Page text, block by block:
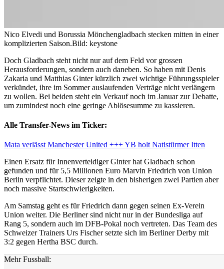
Nico Elvedi und Borussia Mönchengladbach stecken mitten in einer
komplizierten Saison.Bild: keystone
Doch Gladbach steht nicht nur auf dem Feld vor grossen
Herausforderungen, sondern auch daneben. So haben mit Denis
Zakaria und Matthias Ginter kürzlich zwei wichtige Führungsspieler
verkündet, ihre im Sommer auslaufenden Verträge nicht verlängern
zu wollen. Bei beiden steht ein Verkauf noch im Januar zur Debatte,
um zumindest noch eine geringe Ablösesumme zu kassieren.
Alle Transfer-News im Ticker:
Mata verlässt Manchester United +++ YB holt Natistürmer Itten
Einen Ersatz für Innenverteidiger Ginter hat Gladbach schon
gefunden und für 5,5 Millionen Euro Marvin Friedrich von Union
Berlin verpflichtet. Dieser zeigte in den bisherigen zwei Partien aber
noch massive Startschwierigkeiten.
Am Samstag geht es für Friedrich dann gegen seinen Ex-Verein
Union weiter. Die Berliner sind nicht nur in der Bundesliga auf
Rang 5, sondern auch im DFB-Pokal noch vertreten. Das Team des
Schweizer Trainers Urs Fischer setzte sich im Berliner Derby mit
3:2 gegen Hertha BSC durch.
Mehr Fussball: